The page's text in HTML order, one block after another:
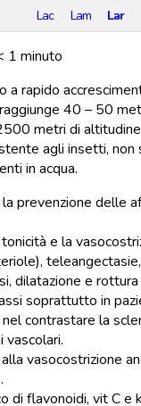
Lac
Lam Lar
1 minuto
a rapido
40 – 50
metri di
agli insetti, non
in acqua.
prevenzione delle
e la
teleangectasie,
dilatazione e rottura
soprattutto in
contrastare la
vascolari.
vasocostrizione
di flavonoidi, vit C e